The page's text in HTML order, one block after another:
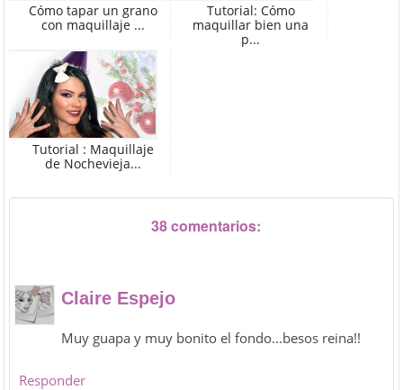
Cómo tapar un grano
con maquillaje ...
Tutorial: Cómo
maquillar bien una
p...
Tutorial : Maquillaje
de Nochevieja...
38 comentarios:
Claire Espejo
Muy guapa y muy bonito el fondo...besos reina!!
Responder